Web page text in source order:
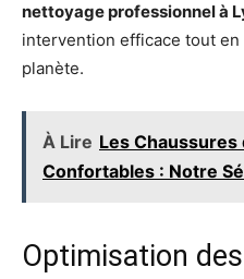
nettoyage professionnel à
intervention efficace tout
planète.
À Lire Les
Confortables : Notre
Optimisation